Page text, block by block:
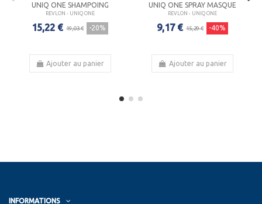
UNIQ ONE SHAMPOING
REVLON - UNIQ ONE
15,22 € 19,03 € -20%
Ajouter au panier
UNIQ ONE SPRAY MASQUE
REVLON - UNIQ ONE
9,17 € 15,29 € -40%
Ajouter au panier
INFORMATIONS